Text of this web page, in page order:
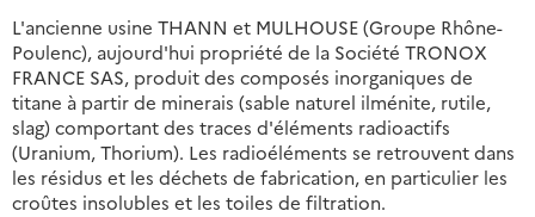
L'ancienne usine THANN et MULHOUSE (Groupe Rhône-
Poulenc), aujourd'hui propriété de la Société TRONOX
FRANCE SAS, produit des composés inorganiques de
titane à partir de minerais (sable naturel ilménite, rutile,
slag) comportant des traces d'éléments radioactifs
(Uranium, Thorium). Les radioéléments se retrouvent dans
les résidus et les déchets de fabrication, en particulier les
croûtes insolubles et les toiles de filtration.